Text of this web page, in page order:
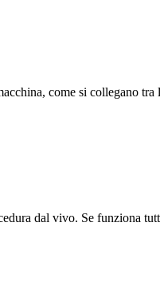
come si collegano
dal vivo. Se funziona